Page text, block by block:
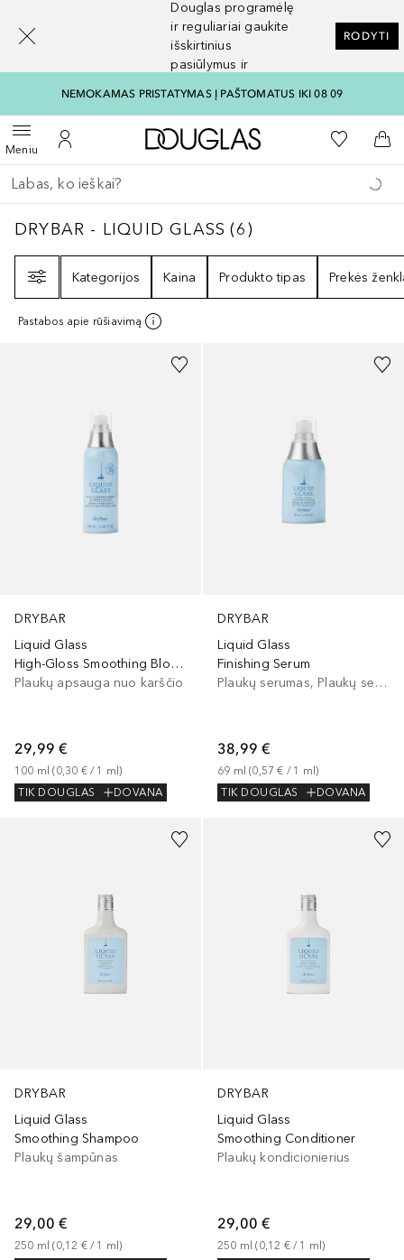
Douglas programėlę
ir reguliariai gaukite
išskirtinius
pasiūlymus ir
RODYTI
NEMOKAMAS PRISTATYMAS Į PAŠTOMATUS IKI 08 09
MeniuAtidaryti meniuĮ mano paskyrą
Į Douglas pagrindinį
Į mano
Į
Grįžk atgal
Vykdykite paiešką
DRYBAR - LIQUID GLASS6
DRYBAR - LIQUID GLASS (6)
Kategorijos
Kaina Produkto tipas Prekės
Pastabos apie rūšiavimą
DRYBAR
Liquid Glass
High-Gloss Smoothing Blowout Cream
Plaukų apsauga nuo karščio
29,99 €
100 ml (0,30 € / 1 ml)
TIK DOUGLAS
DOVANA
DRYBAR
Liquid Glass
Finishing Serum
Plaukų serumas, Plaukų serumas/aliejus
38,99 €
69 ml (0,57 € / 1 ml)
TIK DOUGLAS
DOVANA
DRYBAR
Liquid Glass
Smoothing Shampoo
Plaukų šampūnas
29,00 €
250 ml (0,12 € / 1 ml)
DRYBAR
Liquid Glass
Smoothing Conditioner
Plaukų kondicionierius
29,00 €
250 ml (0,12 € / 1 ml)
[navigation.slideout.screenreader]